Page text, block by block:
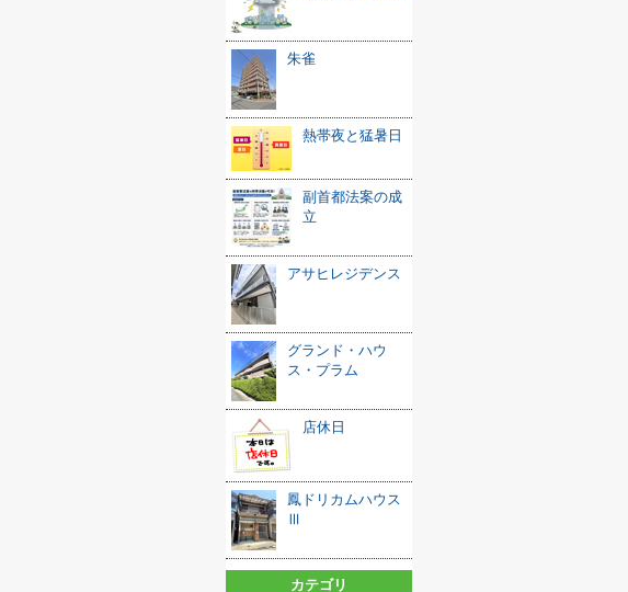
朱雀
熱帯夜と猛暑日
副首都法案の成
立
アサヒレジデンス
グランド・ハウ
ス・プラム
店休日
鳳ドリカムハウス
Ⅲ
カテゴリ